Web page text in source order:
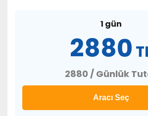
1 gün
2880
2880 / Günlük
Aracı Seç